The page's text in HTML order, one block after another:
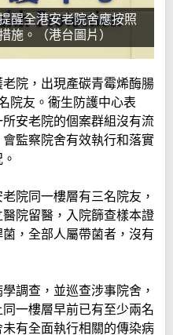
醒全港安老院舍應按照
施。（港台圖片）
院，出現產碳青霉烯酶腸
院友。衞生防護中心表
安老院的個案群組沒有流
監察院舍有效執行和落實
院同一樓層有三名院友，
院留醫，入院篩查樣本證
，全部人屬帶菌者，沒有
調查，並巡查涉事院舍，
一樓層早前已有至少兩名
有全面執行相關的傳染病